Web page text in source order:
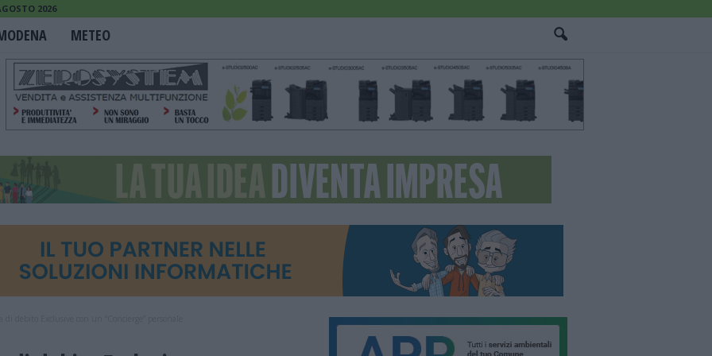
2026
METEO